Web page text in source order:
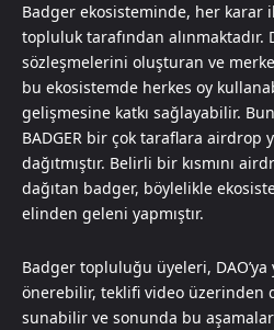
Badger ekosisteminde, her karar
topluluk tarafından alınmaktadır.
sözleşmelerini oluşturan ve
bu ekosistemde herkes oy
gelişmesine katkı sağlayabilir.
BADGER bir çok taraflara airdrop
dağıtmıştır. Belirli bir kısmını
dağıtan badger, böylelikle
elinden geleni yapmıştır.
Badger topluluğu üyeleri,
önerebilir, teklifi video üzerinden
sunabilir ve sonunda bu